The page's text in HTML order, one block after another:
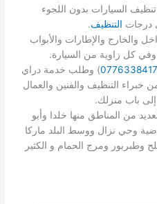
السيارات بدون اللجوء
درجات التنظيف.
والخارج والإطارات والأبواب
وفي كل زاوية من السيارة.
0776338417) وطلب خدمة دراي
التنظيف والفنين والعمال
باب منزلك.
من المناطق منها خلدا وأبو
وحي نزال ووسط البلد ماركا
وطبربور ومرج الحمام و الكثير